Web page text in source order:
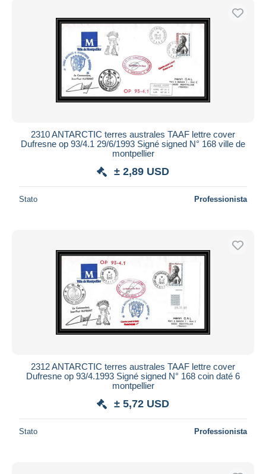
2310 ANTARCTIC terres australes TAAF lettre cover
Dufresne op 93/4.1 29/6/1993 Signé signed N° 168 ville de
montpellier
± 2,89 USD
Stato Professionista
2312 ANTARCTIC terres australes TAAF lettre cover
Dufresne op 93/4.1993 Signé signed N° 168 coin daté 6
montpellier
± 5,72 USD
Stato Professionista